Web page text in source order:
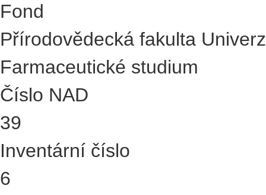
Fond
Přírodovědecká fakulta
Farmaceutické studium
Číslo NAD
39
Inventární číslo
6